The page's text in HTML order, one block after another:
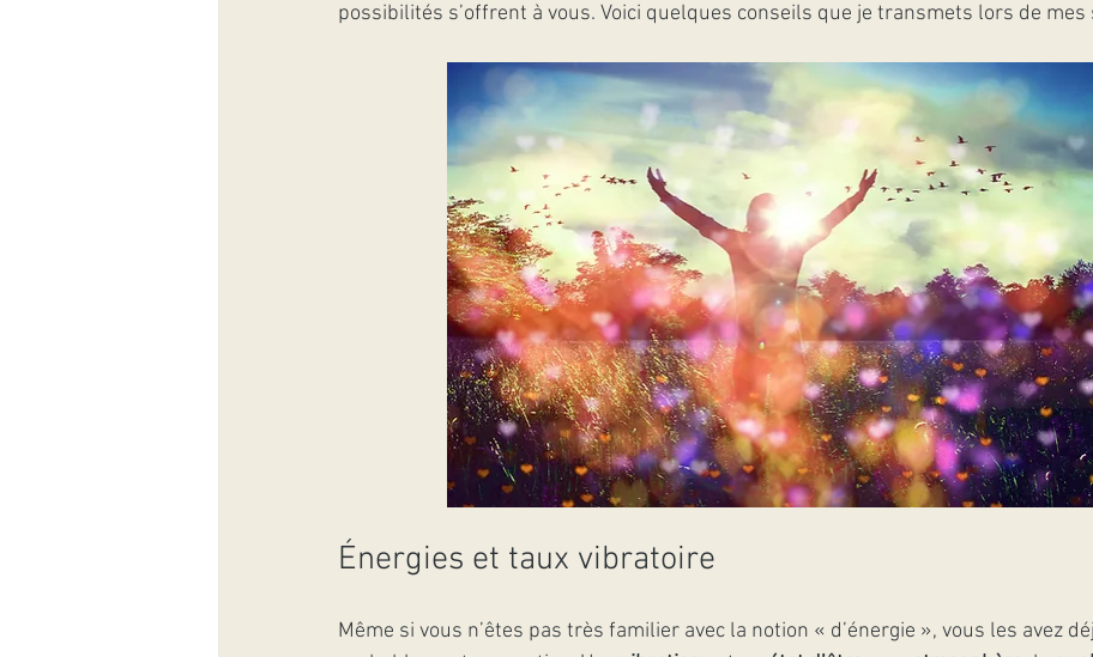
possibilités s’offrent à vous. Voici quelques conseils que je transmets lors de mes
Énergies et taux vibratoire
Même si vous n’êtes pas très familier avec la notion « d’énergie », vous les avez